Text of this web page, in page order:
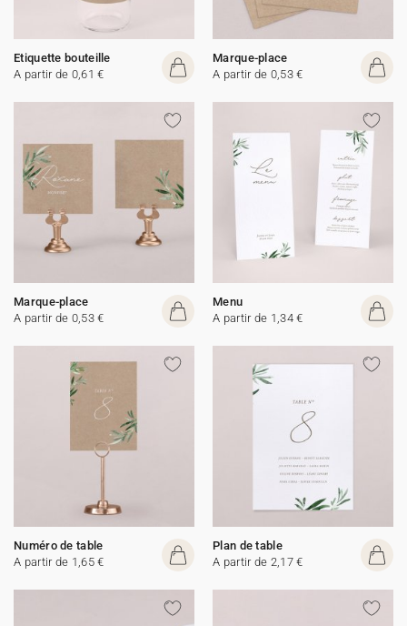
Etiquette bouteille
A partir de 0,61 €
Marque-place
A partir de 0,53 €
Marque-place
A partir de 0,53 €
Menu
A partir de 1,34 €
Numéro de table
A partir de 1,65 €
Plan de table
A partir de 2,17 €